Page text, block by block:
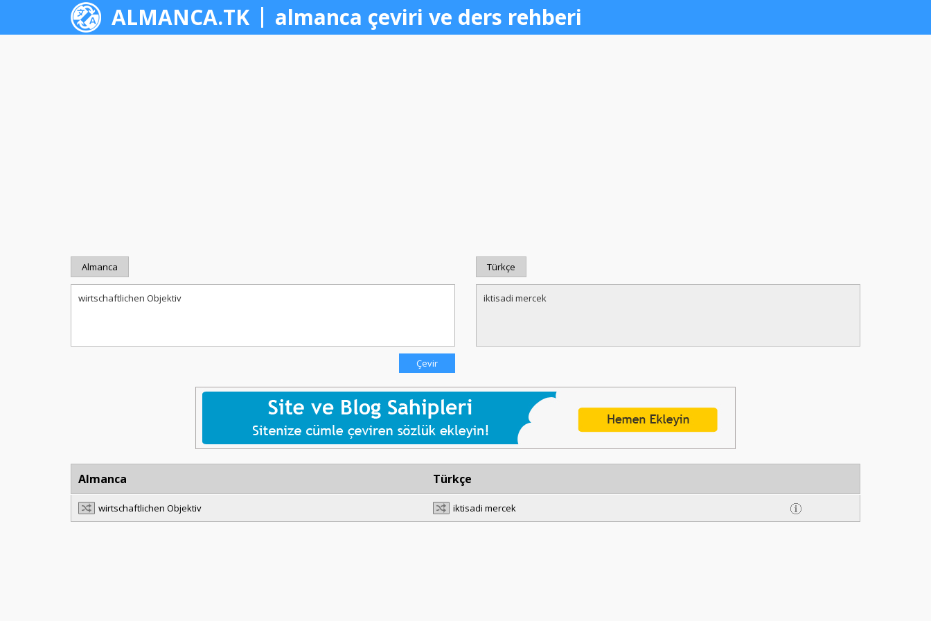
ALMANCA.TK almanca çeviri ve ders rehberi
Almanca Türkçe
Almanca Türkçe
wirtschaftlichen Objektiv iktisadi mercek